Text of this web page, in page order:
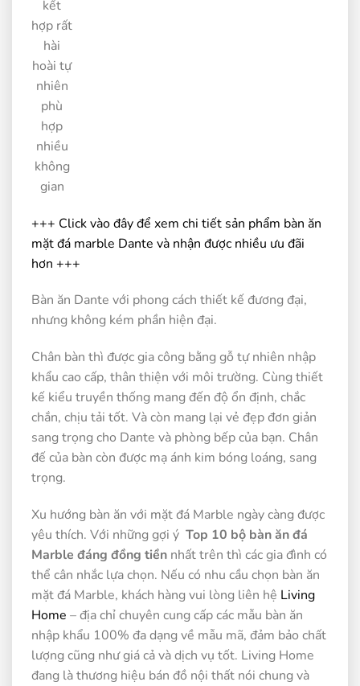
kết
hợp rất
hài
hoài tự
nhiên
phù
hợp
nhiều
không
gian
+++ Click vào đây để xem chi tiết sản phẩm bàn ăn
mặt đá marble Dante và nhận được nhiều ưu đãi
hơn +++
Bàn ăn Dante với phong cách thiết kế đương đại,
nhưng không kém phần hiện đại.
Chân bàn thì được gia công bằng gỗ tự nhiên nhập
khẩu cao cấp, thân thiện với môi trường. Cùng thiết
kế kiểu truyền thống mang đến độ ổn định, chắc
chắn, chịu tải tốt. Và còn mang lại vẻ đẹp đơn giản
sang trọng cho Dante và phòng bếp của bạn. Chân
đế của bàn còn được mạ ánh kim bóng loáng, sang
trọng.
Xu hướng bàn ăn với mặt đá Marble ngày càng được
yêu thích. Với những gợi ý Top 10 bộ bàn ăn đá
Marble đáng đồng tiền nhất trên thì các gia đình có
thể cân nhắc lựa chọn. Nếu có nhu cầu chọn bàn ăn
mặt đá Marble, khách hàng vui lòng liên hệ Living
Home – địa chỉ chuyên cung cấp các mẫu bàn ăn
nhập khẩu 100% đa dạng về mẫu mã, đảm bảo chất
lượng cũng như giá cả và dịch vụ tốt. Living Home
đang là thương hiệu bán đồ nội thất nói chung và